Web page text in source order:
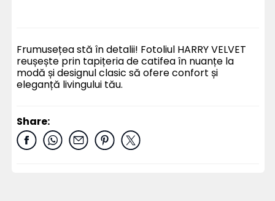
Frumusețea stă în detalii! Fotoliul HARRY VELVET
reușește prin tapițeria de catifea în nuanțe la
modă și designul clasic să ofere confort și
eleganță livingului tău.
Share: